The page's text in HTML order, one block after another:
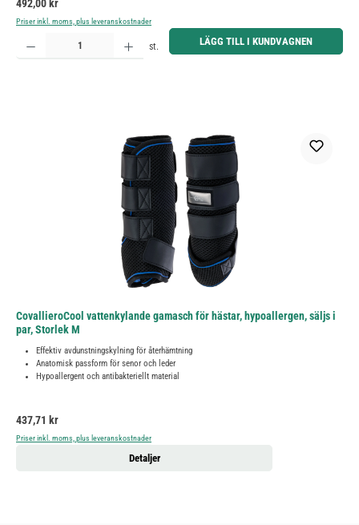
492,00 kr
Priser inkl. moms, plus leveranskostnader
Produktkvantitet: Ange önskat belopp eller använd knapparna för att öka eller minska kvantiteten.
st. LÄGG TILL I KUNDVAGNEN
CovallieroCool vattenkylande gamasch för hästar, hypoallergen, säljs i
par, Storlek M
Effektiv avdunstningskylning för återhämtning
Anatomisk passform för senor och leder
Hypoallergent och antibakteriellt material
Ordinarie pris:
437,71 kr
Priser inkl. moms, plus leveranskostnader
Detaljer